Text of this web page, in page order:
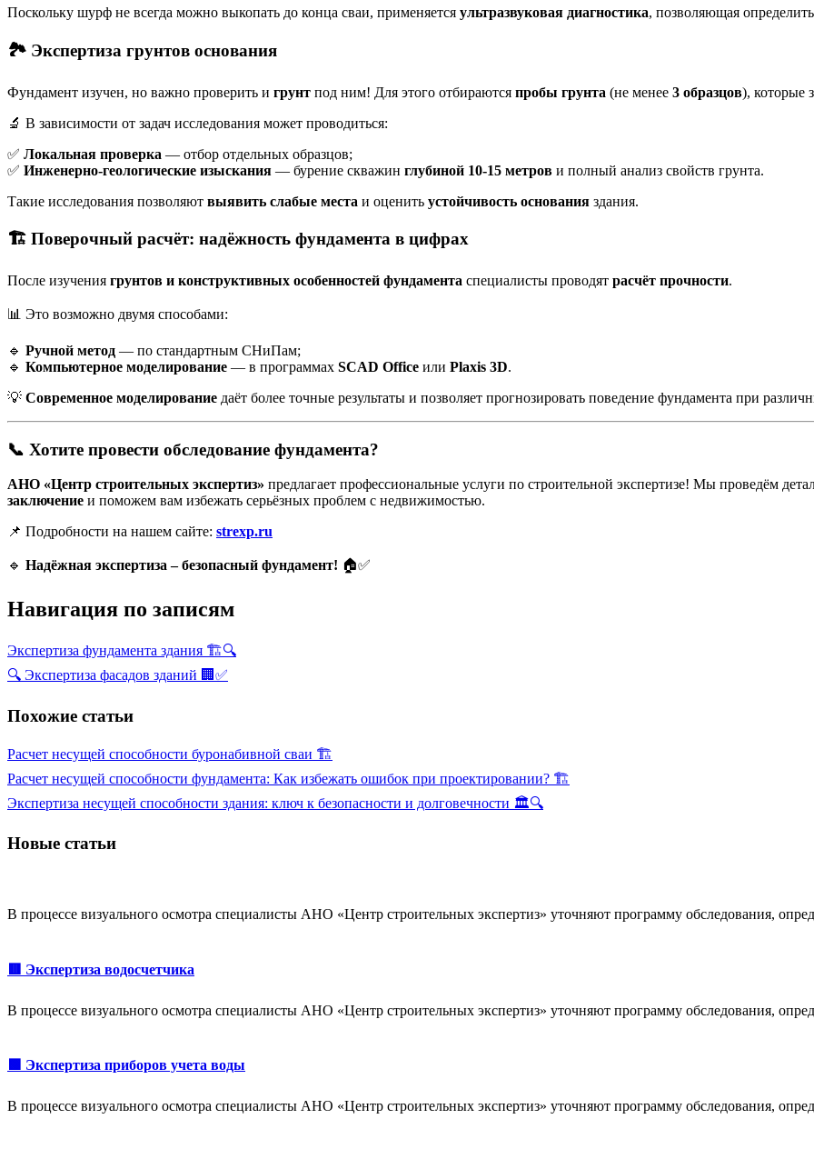
Поскольку шурф не всегда можно выкопать до конца сваи, применяется ультразвуковая диагностика, позволяющая
🏞️ Экспертиза грунтов основания
Фундамент изучен, но важно проверить и грунт под ним! Для этого отбираются пробы грунта (не менее 3 образцов), которые
🔬 В зависимости от задач исследования может проводиться:
✅ Локальная проверка — отбор отдельных образцов;
✅ Инженерно-геологические изыскания — бурение скважин глубиной 10-15 метров и полный анализ свойств грунта.
Такие исследования позволяют выявить слабые места и оценить устойчивость основания здания.
🏗️ Поверочный расчёт: надёжность фундамента в цифрах
После изучения грунтов и конструктивных особенностей фундамента специалисты проводят расчёт прочности.
📊 Это возможно двумя способами:
🔹 Ручной метод — по стандартным СНиПам;
🔹 Компьютерное моделирование — в программах SCAD Office или Plaxis 3D.
💡 Современное моделирование даёт более точные результаты и позволяет прогнозировать поведение фундамента при
📞 Хотите провести обследование фундамента?
АНО «Центр строительных экспертиз» предлагает профессиональные услуги по строительной экспертизе! Мы проведём
заключение и поможем вам избежать серьёзных проблем с недвижимостью.
📌 Подробности на нашем сайте: strexp.ru
🔹 Надёжная экспертиза – безопасный фундамент! 🏠✅
Навигация по записям
Экспертиза фундамента здания 🏗️🔍
🔍 Экспертиза фасадов зданий 🏢✅
Похожие статьи
Расчет несущей способности буронабивной сваи 🏗
Расчет несущей способности фундамента: Как избежать ошибок при проектировании? 🏗
Экспертиза несущей способности здания: ключ к безопасности и долговечности 🏛️🔍
Новые статьи
В процессе визуального осмотра специалисты АНО «Центр строительных экспертиз» уточняют программу обследования,
🟥 Экспертиза водосчетчика
В процессе визуального осмотра специалисты АНО «Центр строительных экспертиз» уточняют программу обследования,
🟩 Экспертиза приборов учета воды
В процессе визуального осмотра специалисты АНО «Центр строительных экспертиз» уточняют программу обследования,